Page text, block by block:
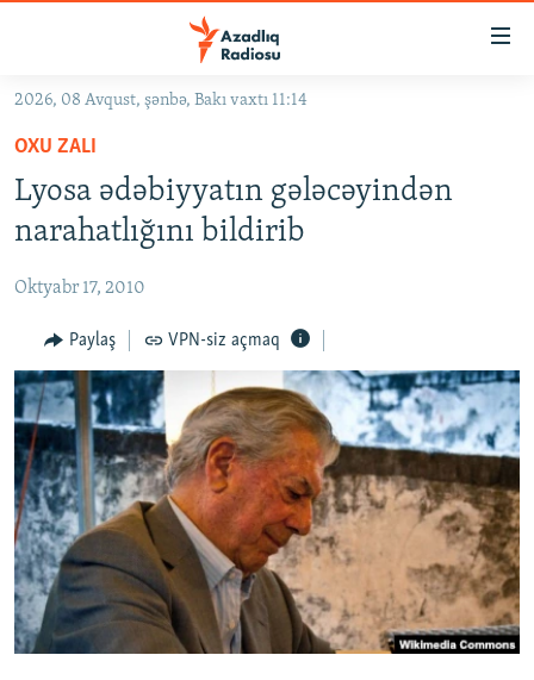
Əsas
qayıt
Əsas
naviqasiyaya
qayıt
Axtarışa
KORRUPSIOMETR
FƏRQƏ BAX
QANUNI DOĞRU
ARAŞDIRMA
MULTIMEDIA
VIDEO
FOTOQALEREYA
İNFOQRAFIKA
KARIKATURA
RADIO ARXIV
OXU ZALI
AZƏRBAYCAN ƏDƏBIYYATI KITABXANASI
İSLAM VƏ DEMOKRATIYA
İZ - MƏDƏNIYYƏT PROQRAMI
HAQQIMIZDA
MISSIYAMIZ
PEŞƏ ETIKASI VƏ JURNALISTIKA STANDARTLARIMIZ
MATERIALLARIMIZDAN ISTIFADƏ
BIZI IZLƏ
2026, 08 Avqust, şənbə, Bakı vaxtı 11:14
OXU ZALI
Lyosa ədəbiyyatın gələcəyindən
narahatlığını bildirib
Oktyabr 17, 2010
Paylaş VPN-siz açmaq